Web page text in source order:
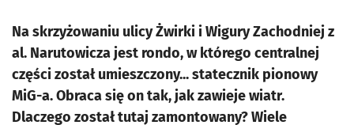
Na skrzyżowaniu ulicy Żwirki i Wigury Zachodniej z
al. Narutowicza jest rondo, w którego centralnej
części został umieszczony... statecznik pionowy
MiG-a. Obraca się on tak, jak zawieje wiatr.
Dlaczego został tutaj zamontowany? Wiele